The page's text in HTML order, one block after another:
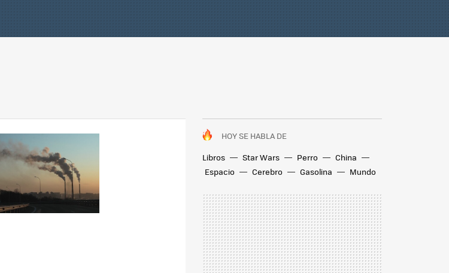
HOY SE HABLA DE
Libros
Star Wars Perro
China
Espacio
Cerebro Gasolina Mundo